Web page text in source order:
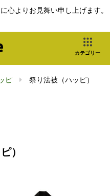
心よりお見舞い申し上げま
カテゴリー
ピ 祭り法被（ハッピ）
）